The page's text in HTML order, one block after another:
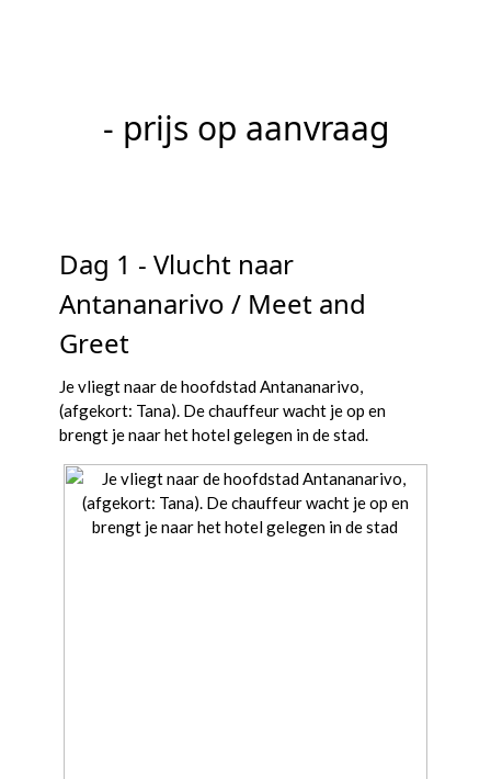
- prijs op aanvraag
Dag 1 - Vlucht naar
Antananarivo / Meet and
Greet
Je vliegt naar de hoofdstad Antananarivo,
(afgekort: Tana). De chauffeur wacht je op en
brengt je naar het hotel gelegen in de stad.